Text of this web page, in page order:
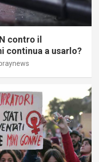
contro il
continua a usarlo?